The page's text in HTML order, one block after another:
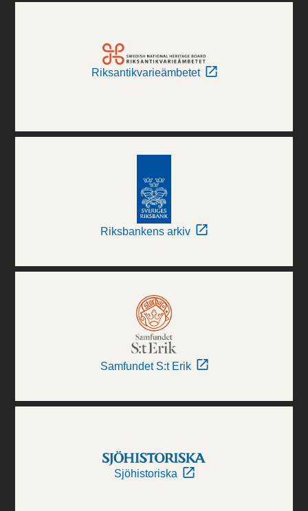
Riksantikvarieämbetet
Riksbankens arkiv
Samfundet S:t Erik
Sjöhistoriska